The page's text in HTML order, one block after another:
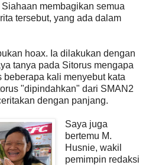
membagikan semua
tersebut, yang ada dalam
hoax. Ia dilakukan dengan
tanya pada Sitorus mengapa
kali menyebut kata
"dipindahkan" dari SMAN2
dengan panjang.
Saya juga
bertemu M.
Husnie, wakil
pemimpin redaksi